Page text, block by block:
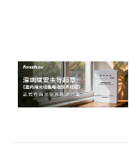
火灾隐患多。一旦
传统的火灾关测器
及时缺发，不能及
和有效扑救火火，